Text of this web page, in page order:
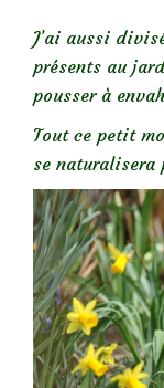
J’ai aussi
présents au
pousser à
Tout ce petit
se naturalisera